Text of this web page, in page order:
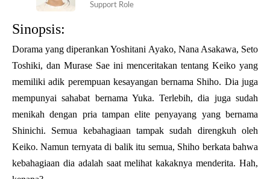
Support Role
Sinopsis:
Dorama yang diperankan Yoshitani Ayako, Nana Asakawa, Seto
Toshiki, dan Murase Sae ini menceritakan tentang Keiko yang
memiliki adik perempuan kesayangan bernama Shiho. Dia juga
mempunyai sahabat bernama Yuka. Terlebih, dia juga sudah
menikah dengan pria tampan elite penyayang yang bernama
Shinichi. Semua kebahagiaan tampak sudah direngkuh oleh
Keiko. Namun ternyata di balik itu semua, Shiho berkata bahwa
kebahagiaan dia adalah saat melihat kakaknya menderita. Hah,